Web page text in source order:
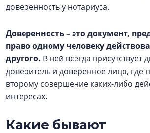
доверенность у нотариуса.
Доверенность – это документ,
право одному человеку
другого. В ней всегда присутствует
доверитель и доверенное лицо, где
второму совершение каких-либо
интересах.
Какие бывают